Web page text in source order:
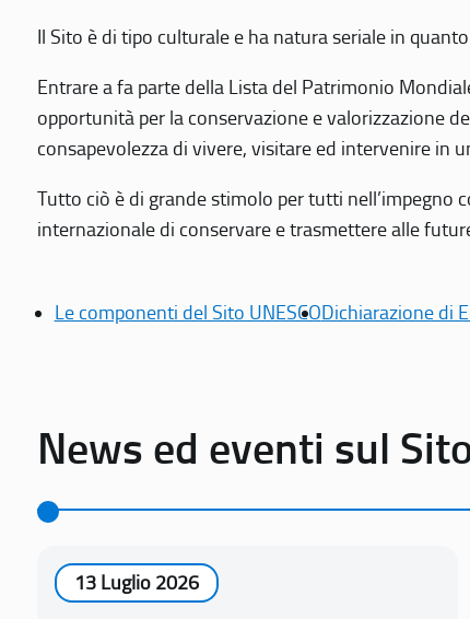
Il Sito è di tipo culturale e ha natura seriale in
Entrare a fa parte della Lista del Patrimonio
opportunità per la conservazione e valorizzazione
consapevolezza di vivere, visitare ed intervenire in
Tutto ciò è di grande stimolo per tutti nell’impegno
internazionale di conservare e trasmettere alle
Le componenti del Sito UNESCODichiarazione di
News ed eventi sul
13 Luglio 2026